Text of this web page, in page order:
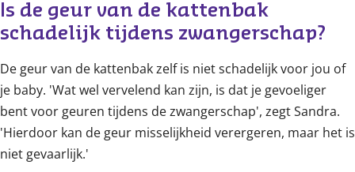
Is de geur van de kattenbak
schadelijk tijdens zwangerschap?
De geur van de kattenbak zelf is niet schadelijk voor jou of
je baby. 'Wat wel vervelend kan zijn, is dat je gevoeliger
bent voor geuren tijdens de zwangerschap', zegt Sandra.
'Hierdoor kan de geur misselijkheid verergeren, maar het is
niet gevaarlijk.'